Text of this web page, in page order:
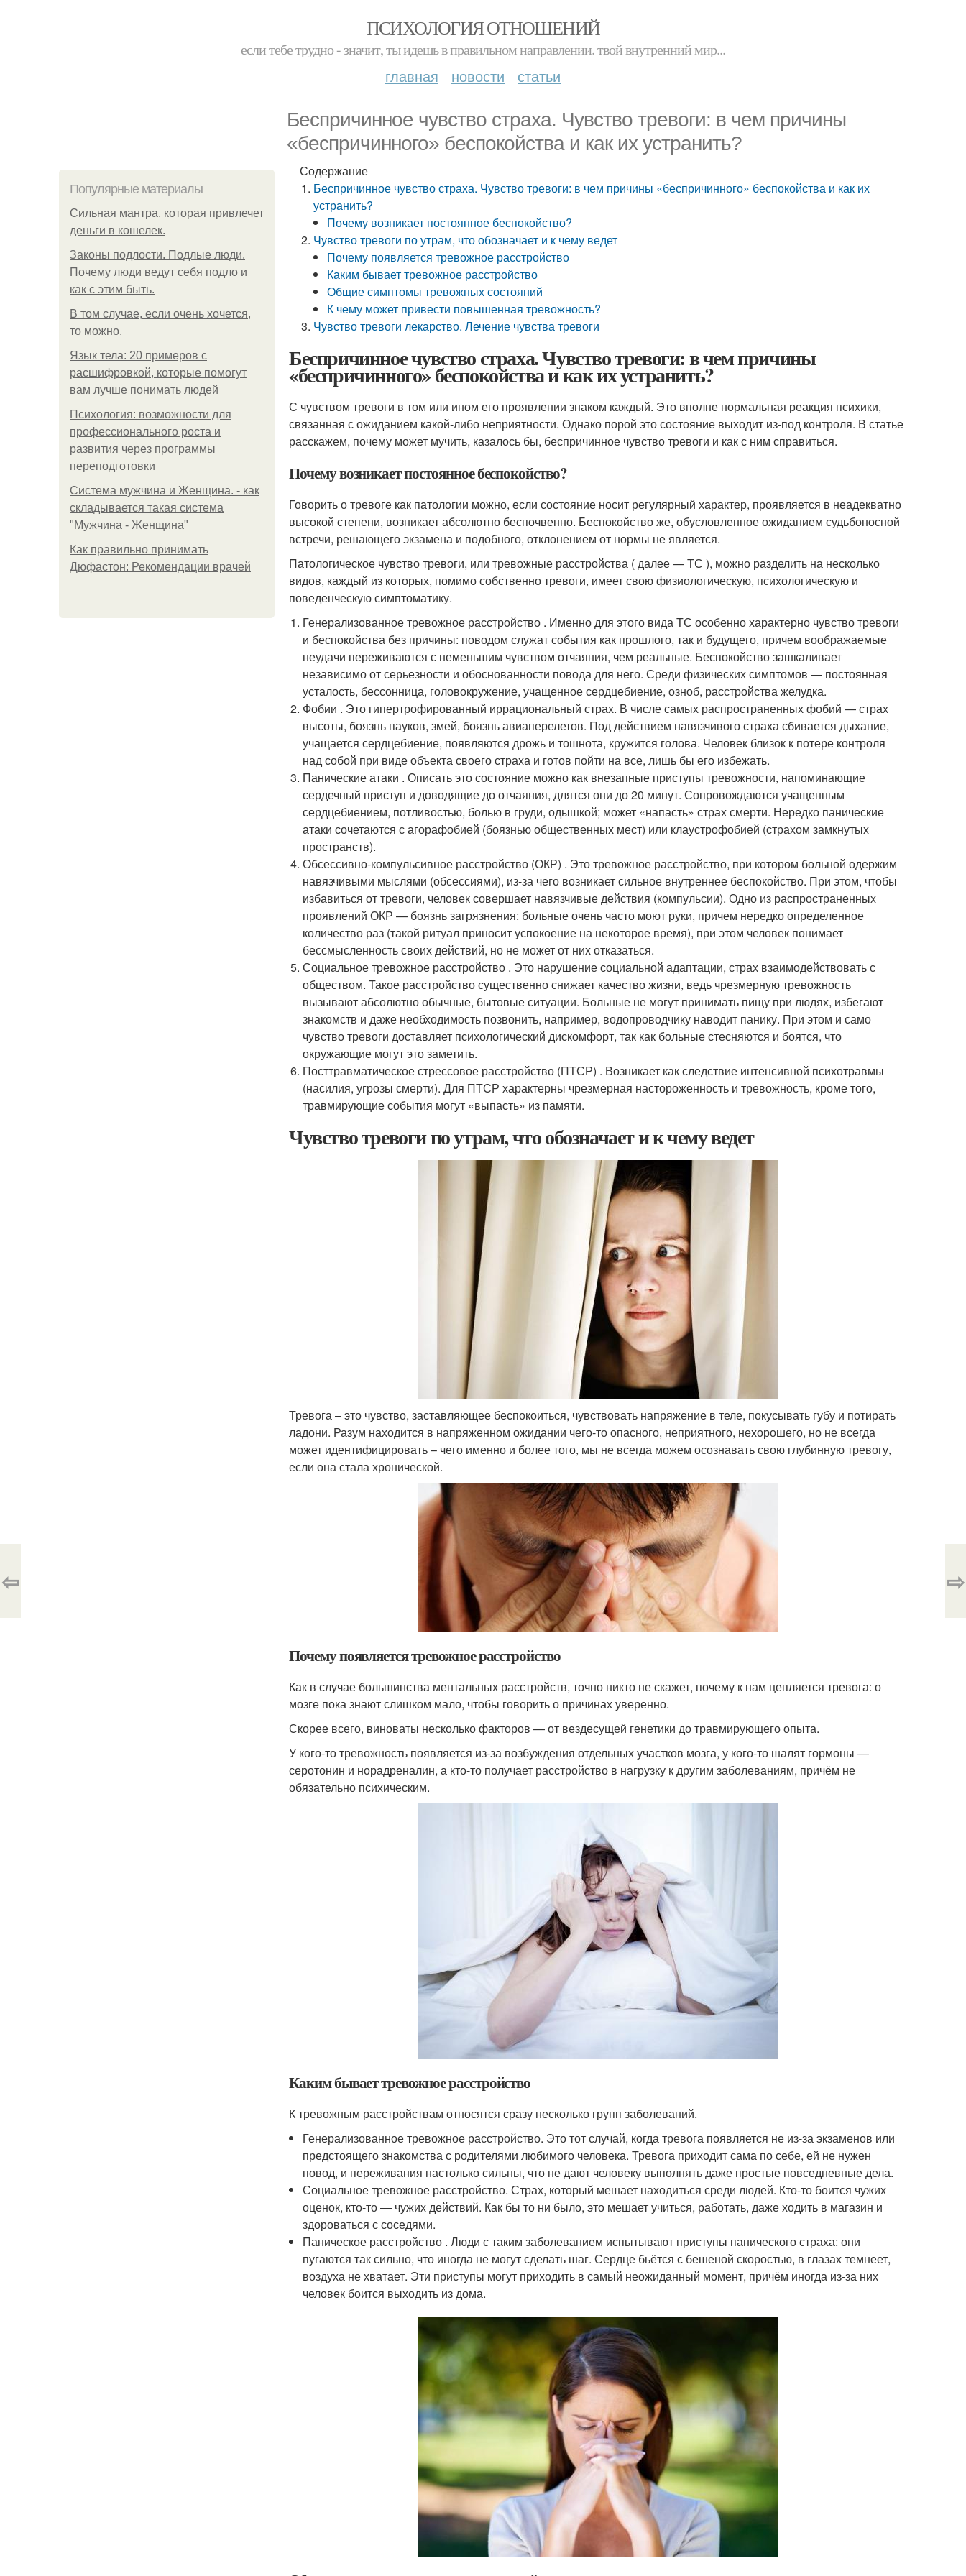
ПСИХОЛОГИЯ ОТНОШЕНИЙ
если тебе трудно - значит, ты идешь в правильном направлении. твой внутренний мир...
главная новости статьи
Беспричинное чувство страха. Чувство тревоги: в чем причины
«беспричинного» беспокойства и как их устранить?
Популярные материалы
Сильная мантра, которая привлечет
деньги в кошелек.
Законы подлости. Подлые люди.
Почему люди ведут себя подло и
как с этим быть.
В том случае, если очень хочется,
то можно.
Язык тела: 20 примеров с
расшифровкой, которые помогут
вам лучше понимать людей
Психология: возможности для
профессионального роста и
развития через программы
переподготовки
Система мужчина и Женщина. - как
складывается такая система
"Мужчина - Женщина"
Как правильно принимать
Дюфастон: Рекомендации врачей
Содержание
Беспричинное чувство страха. Чувство тревоги: в чем причины «беспричинного» беспокойства и как их
устранить?
Почему возникает постоянное беспокойство?
Чувство тревоги по утрам, что обозначает и к чему ведет
Почему появляется тревожное расстройство
Каким бывает тревожное расстройство
Общие симптомы тревожных состояний
К чему может привести повышенная тревожность?
Чувство тревоги лекарство. Лечение чувства тревоги
Беспричинное чувство страха. Чувство тревоги: в чем причины
«беспричинного» беспокойства и как их устранить?
С чувством тревоги в том или ином его проявлении знаком каждый. Это вполне нормальная реакция психики,
связанная с ожиданием какой-либо неприятности. Однако порой это состояние выходит из-под контроля. В статье
расскажем, почему может мучить, казалось бы, беспричинное чувство тревоги и как с ним справиться.
Почему возникает постоянное беспокойство?
Говорить о тревоге как патологии можно, если состояние носит регулярный характер, проявляется в неадекватно
высокой степени, возникает абсолютно беспочвенно. Беспокойство же, обусловленное ожиданием судьбоносной
встречи, решающего экзамена и подобного, отклонением от нормы не является.
Патологическое чувство тревоги, или тревожные расстройства ( далее — ТС ), можно разделить на несколько
видов, каждый из которых, помимо собственно тревоги, имеет свою физиологическую, психологическую и
поведенческую симптоматику.
Генерализованное тревожное расстройство . Именно для этого вида ТС особенно характерно чувство тревоги
и беспокойства без причины: поводом служат события как прошлого, так и будущего, причем воображаемые
неудачи переживаются с неменьшим чувством отчаяния, чем реальные. Беспокойство зашкаливает
независимо от серьезности и обоснованности повода для него. Среди физических симптомов — постоянная
усталость, бессонница, головокружение, учащенное сердцебиение, озноб, расстройства желудка.
Фобии . Это гипертрофированный иррациональный страх. В числе самых распространенных фобий — страх
высоты, боязнь пауков, змей, боязнь авиаперелетов. Под действием навязчивого страха сбивается дыхание,
учащается сердцебиение, появляются дрожь и тошнота, кружится голова. Человек близок к потере контроля
над собой при виде объекта своего страха и готов пойти на все, лишь бы его избежать.
Панические атаки . Описать это состояние можно как внезапные приступы тревожности, напоминающие
сердечный приступ и доводящие до отчаяния, длятся они до 20 минут. Сопровождаются учащенным
сердцебиением, потливостью, болью в груди, одышкой; может «напасть» страх смерти. Нередко панические
атаки сочетаются с агорафобией (боязнью общественных мест) или клаустрофобией (страхом замкнутых
пространств).
Обсессивно-компульсивное расстройство (ОКР) . Это тревожное расстройство, при котором больной одержим
навязчивыми мыслями (обсессиями), из-за чего возникает сильное внутреннее беспокойство. При этом, чтобы
избавиться от тревоги, человек совершает навязчивые действия (компульсии). Одно из распространенных
проявлений ОКР — боязнь загрязнения: больные очень часто моют руки, причем нередко определенное
количество раз (такой ритуал приносит успокоение на некоторое время), при этом человек понимает
бессмысленность своих действий, но не может от них отказаться.
Социальное тревожное расстройство . Это нарушение социальной адаптации, страх взаимодействовать с
обществом. Такое расстройство существенно снижает качество жизни, ведь чрезмерную тревожность
вызывают абсолютно обычные, бытовые ситуации. Больные не могут принимать пищу при людях, избегают
знакомств и даже необходимость позвонить, например, водопроводчику наводит панику. При этом и само
чувство тревоги доставляет психологический дискомфорт, так как больные стесняются и боятся, что
окружающие могут это заметить.
Посттравматическое стрессовое расстройство (ПТСР) . Возникает как следствие интенсивной психотравмы
(насилия, угрозы смерти). Для ПТСР характерны чрезмерная настороженность и тревожность, кроме того,
травмирующие события могут «выпасть» из памяти.
Чувство тревоги по утрам, что обозначает и к чему ведет
Тревога – это чувство, заставляющее беспокоиться, чувствовать напряжение в теле, покусывать губу и потирать
ладони. Разум находится в напряженном ожидании чего-то опасного, неприятного, нехорошего, но не всегда
может идентифицировать – чего именно и более того, мы не всегда можем осознавать свою глубинную тревогу,
если она стала хронической.
Почему появляется тревожное расстройство
Как в случае большинства ментальных расстройств, точно никто не скажет, почему к нам цепляется тревога: о
мозге пока знают слишком мало, чтобы говорить о причинах уверенно.
Скорее всего, виноваты несколько факторов — от вездесущей генетики до травмирующего опыта.
У кого-то тревожность появляется из-за возбуждения отдельных участков мозга, у кого-то шалят гормоны —
серотонин и норадреналин, а кто-то получает расстройство в нагрузку к другим заболеваниям, причём не
обязательно психическим.
Каким бывает тревожное расстройство
К тревожным расстройствам относятся сразу несколько групп заболеваний.
Генерализованное тревожное расстройство. Это тот случай, когда тревога появляется не из-за экзаменов или
предстоящего знакомства с родителями любимого человека. Тревога приходит сама по себе, ей не нужен
повод, и переживания настолько сильны, что не дают человеку выполнять даже простые повседневные дела.
Социальное тревожное расстройство. Страх, который мешает находиться среди людей. Кто-то боится чужих
оценок, кто-то — чужих действий. Как бы то ни было, это мешает учиться, работать, даже ходить в магазин и
здороваться с соседями.
Паническое расстройство . Люди с таким заболеванием испытывают приступы панического страха: они
пугаются так сильно, что иногда не могут сделать шаг. Сердце бьётся с бешеной скоростью, в глазах темнеет,
воздуха не хватает. Эти приступы могут приходить в самый неожиданный момент, причём иногда из-за них
человек боится выходить из дома.
⇦ ⇨